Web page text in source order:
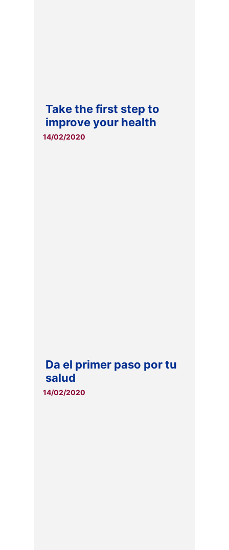
Take the first step to
improve your health
14/02/2020
Da el primer paso por tu
salud
14/02/2020